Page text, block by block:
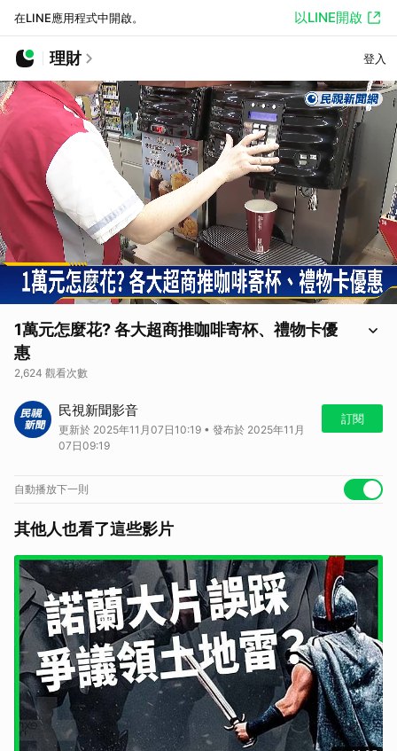
在LINE應用程式中開啟。 以LINE開啟
理財 登入
1萬元怎麼花? 各大超商推咖啡寄杯、禮物卡優
惠
2,624 觀看次數
財經中心／陳孟暄 葉晏昇 台北報導全民普發現金1萬元，第三天開放
登記，輪到身分證尾數「4」和「5」的民眾上網登記，截至上午11點，
全台已突破257.6萬人登記。各大超商也搶搭商機，推出咖啡寄杯、禮物
卡、整箱水飲優惠，要讓這筆萬元紅包，放大再放大。 民視記者 陳孟
怎麼花最划算?」。按下咖啡機，倒入冰塊，香濃美式立刻出爐，上班族
尾數「４、５」今登記！ 線上登記破２７９萬 超商推咖啡、禮物卡優
惠。(圖／民視財經網) 民眾：「每天都會需要喝一杯咖啡，然後覺得好
像可以買，一次買比較多件」。 普發現金1萬元，開放登記第三天，輪到
身分證字號尾數「4以及5」的人登記，截至下午5點，已經來到279萬
6359人，為了搶普發商機，各大超商火力全開，推出各項優惠，就是要
讓萬元放大再放大。 OK公關資深經理 許宜茹：「蠻看好就是消費者，每
天要喝的用的吃的，這一塊的商機，所以在咖啡，滿千37杯，滿萬就是
有370杯，人流也會比較高一些，那至少會提高一成左右」。 普發一萬
尾數「４、５」今登記！ 線上登記破２７９萬 超商推咖啡、禮物卡優
惠。(圖／民視財經網) 因應普發現金一萬元，OK推出一萬元能買到370
杯咖啡，換算下來一杯不到30元，幾乎是原本的半價，還能無限期寄
杯，不怕喝不完，還推出整箱20瓶水，只要290元，現省110元，另外，
7-ELEVEN推出千元商品卡，除了有1070的價值，還加碼點數回饋，全
民視新聞影音
更新於 2025年11月07日10:19 • 發布於 2025年11月
07日09:19
訂閱
自動播放下一則
其他人也看了這些影片